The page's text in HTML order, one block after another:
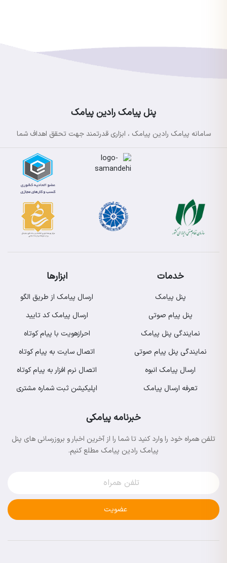
پنل پیامک رادین پیامک
سامانه پیامک رادین پیامک ، ابزاری قدرتمند جهت تحقق اهداف شما
خدمات
پنل پیامک
پنل پیام صوتی
نمایندگی پنل پیامک
نمایندگی پنل پیام صوتی
ارسال پیامک انبوه
تعرفه ارسال پیامک
ابزارها
ارسال پیامک از طریق الگو
ارسال پیامک کد تایید
احرازهویت با پیام کوتاه
اتصال سایت به پیام کوتاه
اتصال نرم افزار به پیام کوتاه
اپلیکیشن ثبت شماره مشتری
خبرنامه پیامکی
تلفن همراه خود را وارد کنید تا شما را از آخرین اخبار و بروزرسانی های پنل
پیامک رادین پیامک مطلع کنیم.
عضویت